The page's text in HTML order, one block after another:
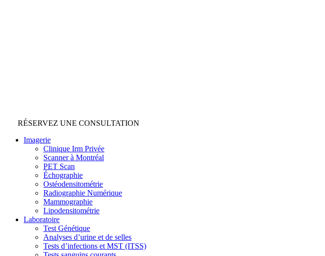
RÉSERVEZ UNE CONSULTATION
Imagerie
Clinique Irm Privée
Scanner à Montréal
PET Scan
Échographie
Ostéodensitométrie
Radiographie Numérique
Mammographie
Lipodensitométrie
Laboratoire
Test Génétique
Analyses d’urine et de selles
Tests d’infections et MST (ITSS)